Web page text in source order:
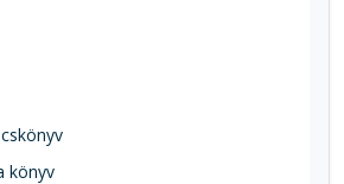
könyv